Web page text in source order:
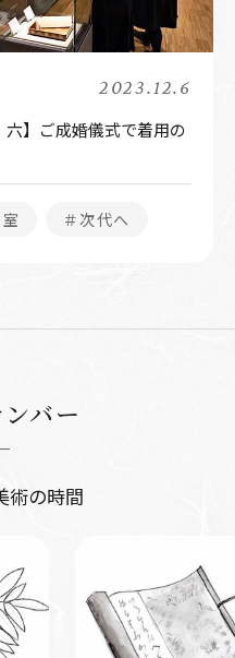
2023.12.6
六】ご成婚儀式で着用の
＃次代へ
バー
術の時間